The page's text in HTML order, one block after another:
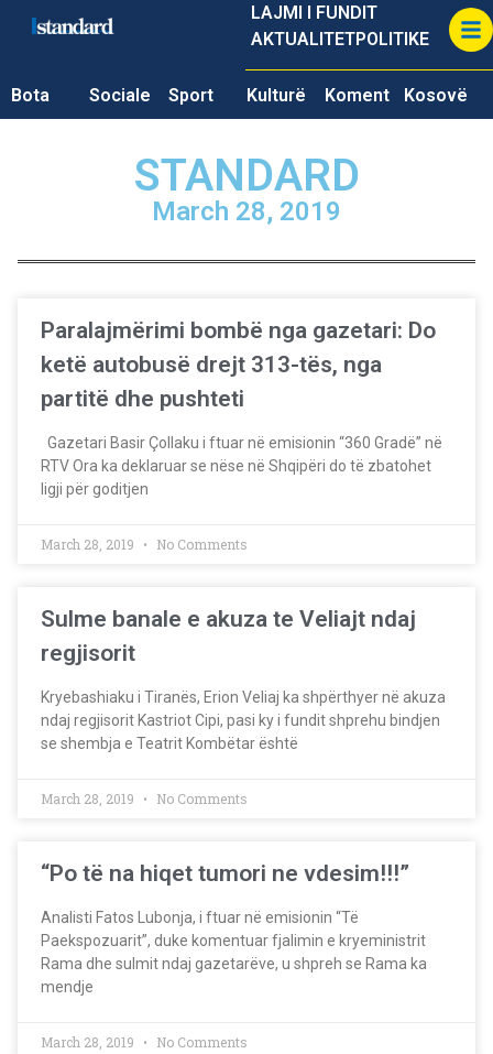
LAJMI I FUNDIT
AKTUALITETPOLITIKE
Bota Sociale Sport Kulturë Koment Kosovë
STANDARD
March 28, 2019
Paralajmërimi bombë nga gazetari: Do
ketë autobusë drejt 313-tës, nga
partitë dhe pushteti
Gazetari Basir Çollaku i ftuar në emisionin “360 Gradë” në
RTV Ora ka deklaruar se nëse në Shqipëri do të zbatohet
ligji për goditjen
March 28, 2019 No Comments
Sulme banale e akuza te Veliajt ndaj
regjisorit
Kryebashiaku i Tiranës, Erion Veliaj ka shpërthyer në akuza
ndaj regjisorit Kastriot Cipi, pasi ky i fundit shprehu bindjen
se shembja e Teatrit Kombëtar është
March 28, 2019 No Comments
“Po të na hiqet tumori ne vdesim!!!”
Analisti Fatos Lubonja, i ftuar në emisionin “Të
Paekspozuarit”, duke komentuar fjalimin e kryeministrit
Rama dhe sulmit ndaj gazetarëve, u shpreh se Rama ka
mendje
March 28, 2019 No Comments